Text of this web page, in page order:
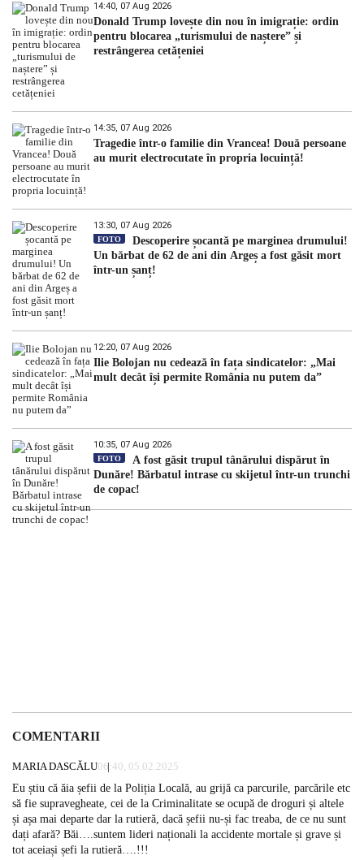
14:40, 07 Aug 2026
Donald Trump lovește din nou în imigrație: ordin
pentru blocarea „turismului de naștere” și
restrângerea cetățeniei
14:35, 07 Aug 2026
Tragedie într-o familie din Vrancea! Două persoane
au murit electrocutate în propria locuință!
13:30, 07 Aug 2026
FOTO
Descoperire șocantă pe marginea drumului!
Un bărbat de 62 de ani din Argeș a fost găsit mort
într-un șanț!
12:20, 07 Aug 2026
Ilie Bolojan nu cedează în fața sindicatelor: „Mai
mult decât își permite România nu putem da”
10:35, 07 Aug 2026
FOTO
A fost găsit trupul tânărului dispărut în
Dunăre! Bărbatul intrase cu skijetul într-un trunchi
de copac!
COMENTARII
MARIA DASCĂLU06:40, 05.02.2025
Eu știu că ăia șefii de la Poliția Locală, au grijă ca parcurile, parcările etc
să fie supravegheate, cei de la Criminalitate se ocupă de droguri și altele
și așa mai departe dar la rutieră, dacă șefii nu-și fac treaba, de ce nu sunt
dați afară? Băi….suntem lideri naționali la accidente mortale și grave și
tot aceiași șefi la rutieră….!!!